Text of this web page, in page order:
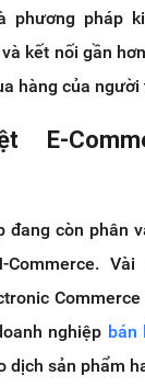
phương pháp
kết nối gần
hàng của người
E-
đang còn phân
Commerce.
nghiệp bán
dịch sản phẩm